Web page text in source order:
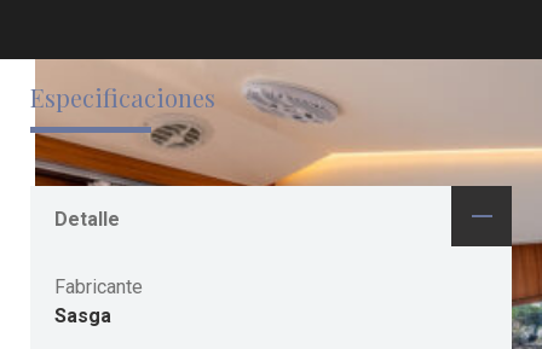
Especificaciones
Detalle
Fabricante
Sasga